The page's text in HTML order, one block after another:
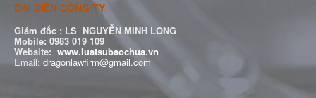
ĐẠI DIỆN CÔNG TY
Giám đốc : LS NGUYỄN MINH LONG
Mobile: 0983 019 109
Website: www.luatsubaochua.vn
Email: dragonlawfirm@gmail.com